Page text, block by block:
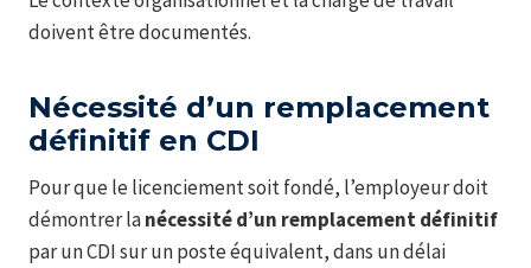
doivent être documentés.
Nécessité d’un remplacement
définitif en CDI
Pour que le licenciement soit fondé, l’employeur doit
démontrer lanécessité d’un remplacement définitif
par un CDI sur un poste équivalent, dans un délai